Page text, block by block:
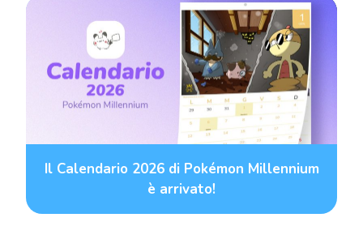
Il Calendario 2026 di Pokémon Millennium
è arrivato!